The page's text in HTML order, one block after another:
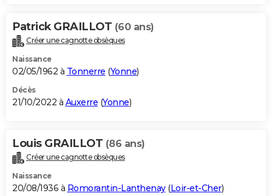
Patrick GRAILLOT (60 ans)
Créer une cagnotte obsèques
Naissance
02/05/1962 à Tonnerre (Yonne)
Décès
21/10/2022 à Auxerre (Yonne)
Louis GRAILLOT (86 ans)
Créer une cagnotte obsèques
Naissance
20/08/1936 à Romorantin-Lanthenay(Loir-et-Cher)